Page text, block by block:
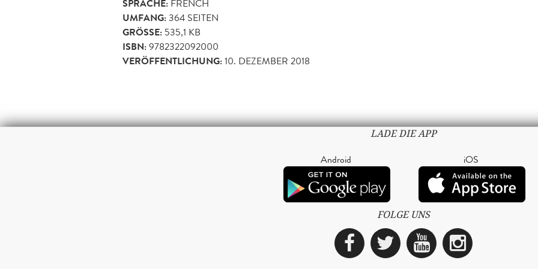
SPRACHE: FRENCH
UMFANG:364 SEITEN
GRÖSSE: 535,1 KB
ISBN:9782322092000
VERÖFFENTLICHUNG:10. DEZEMBER 2018
LADE DIE APP
Android iOS
FOLGE UNS
Facebook
TwitterYouTube